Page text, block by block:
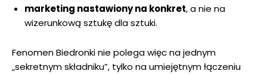
marketing nastawiony na konkret, a nie na
wizerunkową sztukę dla sztuki.
Fenomen Biedronki nie polega więc na jednym
„sekretnym składniku”, tylko na umiejętnym łączeniu